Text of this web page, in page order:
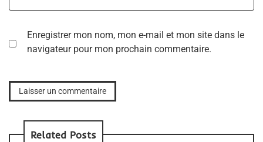
Enregistrer mon nom, mon e-mail et mon site dans le
navigateur pour mon prochain commentaire.
Related Posts